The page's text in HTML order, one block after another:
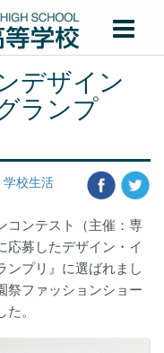
デザイン
ランプ
学校生活
コンテスト（主催：専
応募したデザイン・イ
ンプリ』に選ばれまし
祭ファッションショー
。